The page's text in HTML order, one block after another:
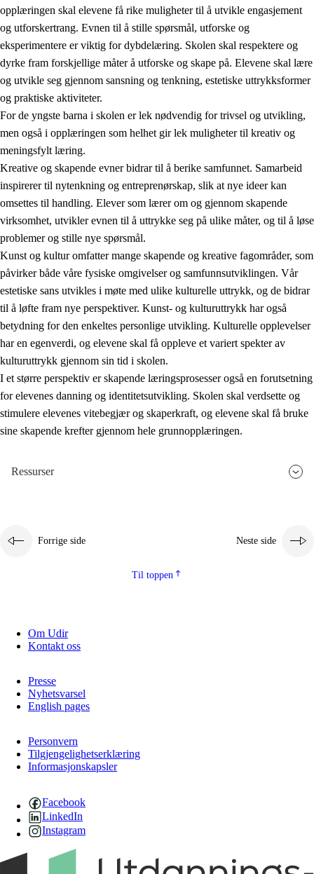
Opplæringens verdigrunnlag
1.1 Menneskeverdet
1.2 Identitet og kulturelt mangfold
1.3 Kritisk tenkning og etisk bevissthet
1.4 Skaperglede, engasjement og utforskertrang
1.5 Respekt for naturen og miljøbevissthet
1.6 Demokrati og medvirkning
opplæringen skal elevene få rike muligheter til å utvikle engasjement
og utforskertrang. Evnen til å stille spørsmål, utforske og
eksperimentere er viktig for dybdelæring. Skolen skal respektere og
dyrke fram forskjellige måter å utforske og skape på. Elevene skal lære
og utvikle seg gjennom sansning og tenkning, estetiske uttrykksformer
og praktiske aktiviteter.
For de yngste barna i skolen er lek nødvendig for trivsel og utvikling,
men også i opplæringen som helhet gir lek muligheter til kreativ og
meningsfylt læring.
Kreative og skapende evner bidrar til å berike samfunnet. Samarbeid
inspirerer til nytenkning og entreprenørskap, slik at nye ideer kan
omsettes til handling. Elever som lærer om og gjennom skapende
virksomhet, utvikler evnen til å uttrykke seg på ulike måter, og til å løse
problemer og stille nye spørsmål.
Kunst og kultur omfatter mange skapende og kreative fagområder, som
påvirker både våre fysiske omgivelser og samfunnsutviklingen. Vår
estetiske sans utvikles i møte med ulike kulturelle uttrykk, og de bidrar
til å løfte fram nye perspektiver. Kunst- og kulturuttrykk har også
betydning for den enkeltes personlige utvikling. Kulturelle opplevelser
har en egenverdi, og elevene skal få oppleve et variert spekter av
kulturuttrykk gjennom sin tid i skolen.
I et større perspektiv er skapende læringsprosesser også en forutsetning
for elevenes danning og identitetsutvikling. Skolen skal verdsette og
stimulere elevenes vitebegjær og skaperkraft, og elevene skal få bruke
sine skapende krefter gjennom hele grunnopplæringen.
Ressurser
Forrige side Neste side
Til toppen
Om Udir
Kontakt oss
Presse
Nyhetsvarsel
English pages
Personvern
Tilgjengelighetserklæring
Informasjonskapsler
Facebook
LinkedIn
Instagram